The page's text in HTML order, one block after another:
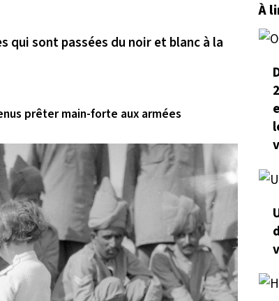
qui sont passées du noir et blanc à la
prêter main-forte aux armées
À